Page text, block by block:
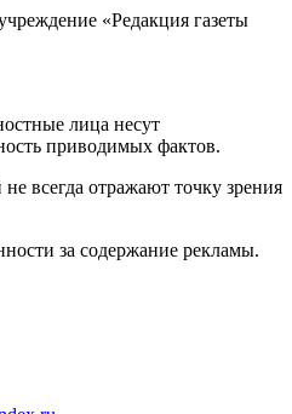
«Редакция газеты
лица несут
приводимых фактов.
всегда отражают точку зрения
за содержание рекламы.